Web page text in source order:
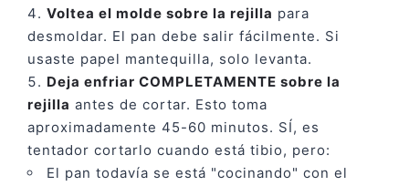
Voltea el molde sobre la rejilla para
desmoldar. El pan debe salir fácilmente. Si
usaste papel mantequilla, solo levanta.
Deja enfriar COMPLETAMENTE sobre la
rejilla antes de cortar. Esto toma
aproximadamente 45-60 minutos. SÍ, es
tentador cortarlo cuando está tibio, pero:
El pan todavía se está "cocinando" con el